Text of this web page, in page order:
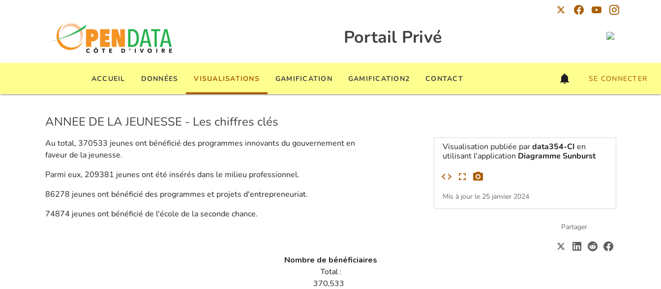
Portail Privé
ACCUEIL DONNÉES VISUALISATIONS GAMIFICATION GAMIFICATION2 CONTACT SE CONNECTER
ANNEE DE LA JEUNESSE - Les chiffres clés
Au total, 370533 jeunes ont bénéficié des programmes innovants du gouvernement en
faveur de la jeunesse.
Parmi eux, 209381 jeunes ont été insérés dans le milieu professionnel.
86278 jeunes ont bénéficié des programmes et projets d'entrepreneuriat.
74874 jeunes ont bénéficié de l'école de la seconde chance.
Visualisation publiée pardata354-CI en
utilisant l'application Diagramme Sunburst
Mis à jour le 25 janvier 2024
Partager